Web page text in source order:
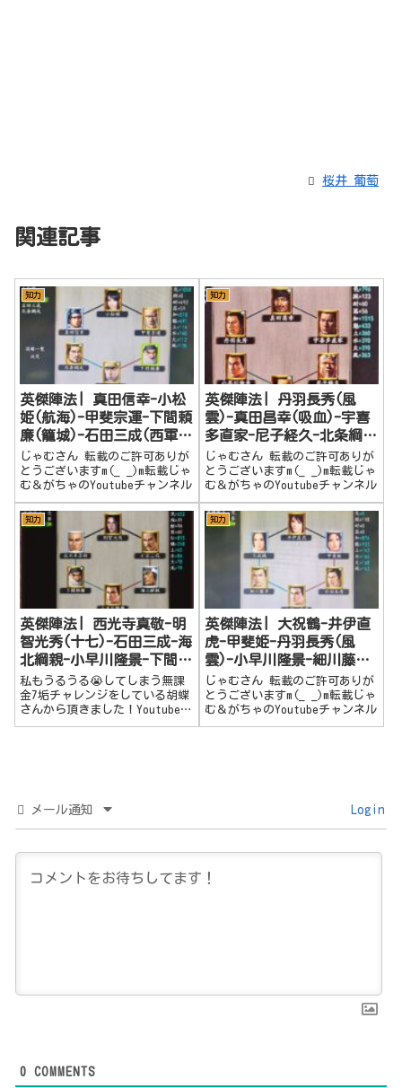
桜井 葡萄
関連記事
知力
英傑陣法| 真田信幸-小松
姫(航海)-甲斐宗運-下間頼
廉(籠城)-石田三成(西軍)-
北条綱成(籠城)
じゃむさん 転載のご許可ありが
とうございますm(_ _)m転載じゃ
む＆がちゃのYoutubeチャンネル
知力
英傑陣法| 丹羽長秀(風
雲)-真田昌幸(吸血)-宇喜
多直家-尼子経久-北条綱成
(籠城)-小早川隆景
じゃむさん 転載のご許可ありが
とうございますm(_ _)m転載じゃ
む＆がちゃのYoutubeチャンネル
知力
英傑陣法| 西光寺真敬-明
智光秀(十七)-石田三成-海
北綱親-小早川隆景-下間頼
廉(籠城)
私もうるうる😭してしまう無課
金7垢チャレンジをしている胡蝶
さんから頂きました！Youtubeで
配信もされてますので、是非皆
知力
英傑陣法| 大祝鶴-井伊直
虎-甲斐姫-丹羽長秀(風
雲)-小早川隆景-細川藤孝
(立役)
じゃむさん 転載のご許可ありが
とうございますm(_ _)m転載じゃ
む＆がちゃのYoutubeチャンネル
メール通知 Login
0 COMMENTS